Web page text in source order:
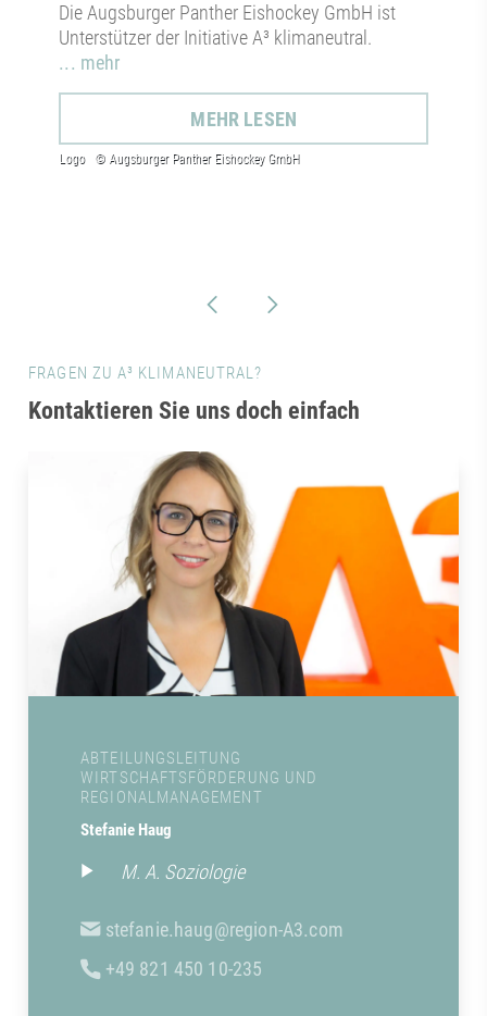
Die Augsburger Panther Eishockey GmbH ist
Unterstützer der Initiative A³ klimaneutral.
... mehr
MEHR LESEN
FRAGEN ZU A³ KLIMANEUTRAL?
Kontaktieren Sie uns doch einfach
ABTEILUNGSLEITUNG
WIRTSCHAFTSFÖRDERUNG UND
REGIONALMANAGEMENT
Stefanie Haug
M. A. Soziologie
stefanie.haug@region-A3.com
+49 821 450 10-235